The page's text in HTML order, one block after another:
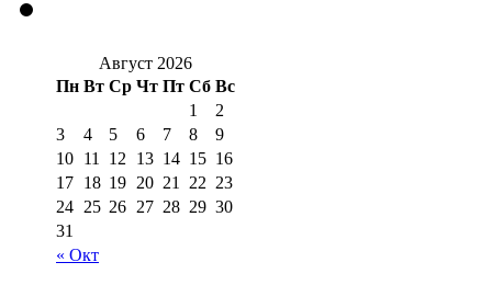
Август 2026
Пн Вт Ср Чт Пт Сб Вс
« Окт
1
2
3
4 5 6 7 8
9
10 11 12 13 14 15 16
17 18 19 20 21 22 23
24 25 26 27 28 29 30
31